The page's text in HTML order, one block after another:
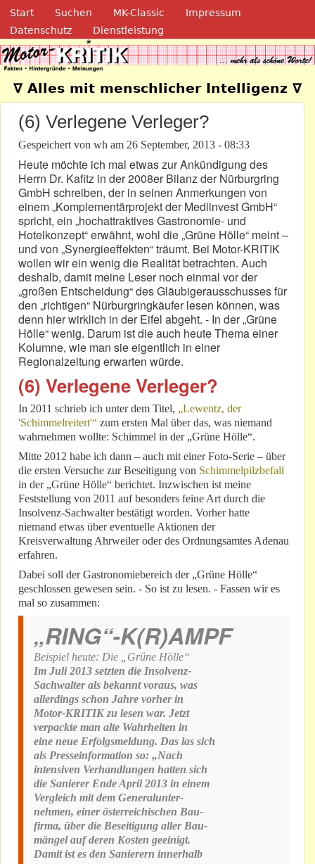
Direkt zum Inhalt
Navigation
Start Suchen MK-Classic
Impressum
Datenschutz
Dienstleistung
Motor-Kritik.de
∇ Alles mit menschlicher Intelligenz ∇
(6) Verlegene Verleger?
Gespeichert von wh am 26 September, 2013 - 08:33
Heute möchte ich mal etwas zur Ankündigung des
Herrn Dr. Kafitz in der 2008er Bilanz der Nürburgring
GmbH schreiben, der in seinen Anmerkungen von
einem „Komplementärprojekt der Mediinvest GmbH“
spricht, ein „hochattraktives Gastronomie- und
Hotelkonzept“ erwähnt, wohl die „Grüne Hölle“ meint –
und von „Synergieeffekten“ träumt. Bei Motor-KRITIK
wollen wir ein wenig die Realität betrachten. Auch
deshalb, damit meine Leser noch einmal vor der
„großen Entscheidung“ des Gläubigerausschusses für
den „richtigen“ Nürburgringkäufer lesen können, was
denn hier wirklich in der Eifel abgeht. - In der „Grüne
Hölle“ wenig. Darum ist die auch heute Thema einer
Kolumne, wie man sie eigentlich in einer
Regionalzeitung erwarten würde.
(6) Verlegene Verleger?
In 2011 schrieb ich unter dem Titel, „Lewentz, der
'Schimmelreitert'“ zum ersten Mal über das, was niemand
wahrnehmen wollte: Schimmel in der „Grüne Hölle“.
Mitte 2012 habe ich dann – auch mit einer Foto-Serie – über
die ersten Versuche zur Beseitigung von Schimmelpilzbefall
in der „Grüne Hölle“ berichtet. Inzwischen ist meine
Feststellung von 2011 auf besonders feine Art durch die
Insolvenz-Sachwalter bestätigt worden. Vorher hatte
niemand etwas über eventuelle Aktionen der
Kreisverwaltung Ahrweiler oder des Ordnungsamtes Adenau
erfahren.
Dabei soll der Gastronomiebereich der „Grüne Hölle“
geschlossen gewesen sein. - So ist zu lesen. - Fassen wir es
mal so zusammen:
„RING“-K(R)AMPF
Beispiel heute: Die „Grüne Hölle“
Im Juli 2013 setzten die Insolvenz-
Sachwalter als bekannt voraus, was
allerdings schon Jahre vorher in
Motor-KRITIK zu lesen war. Jetzt
verpackte man alte Wahrheiten in
eine neue Erfolgsmeldung. Das las sich
als Presseinformation so: „Nach
intensiven Verhandlungen hatten sich
die Sanierer Ende April 2013 in einem
Vergleich mit dem Generalunter-
nehmen, einer österreichischen Bau-
firma, über die Beseitigung aller Bau-
mängel auf deren Kosten geeinigt.
Damit ist es den Sanierern innerhalb